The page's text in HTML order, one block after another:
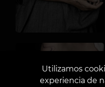
Utilizamos
experiencia de